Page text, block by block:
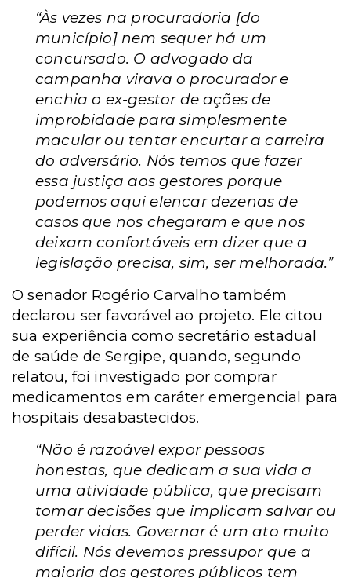
“Às vezes na procuradoria [do
município] nem sequer há um
concursado. O advogado da
campanha virava o procurador e
enchia o ex-gestor de ações de
improbidade para simplesmente
macular ou tentar encurtar a carreira
do adversário. Nós temos que fazer
essa justiça aos gestores porque
podemos aqui elencar dezenas de
casos que nos chegaram e que nos
deixam confortáveis em dizer que a
legislação precisa, sim, ser melhorada.”
O senador Rogério Carvalho também
declarou ser favorável ao projeto. Ele citou
sua experiência como secretário estadual
de saúde de Sergipe, quando, segundo
relatou, foi investigado por comprar
medicamentos em caráter emergencial para
hospitais desabastecidos.
“Não é razoável expor pessoas
honestas, que dedicam a sua vida a
uma atividade pública, que precisam
tomar decisões que implicam salvar ou
perder vidas. Governar é um ato muito
difícil. Nós devemos pressupor que a
maioria dos gestores públicos tem